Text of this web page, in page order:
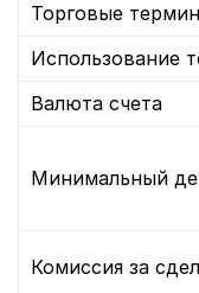
Торговые
Использование
Валюта счета
Минимальный
Комиссия за